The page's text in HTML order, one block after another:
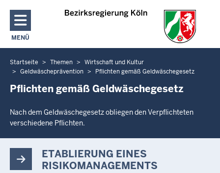
Direkt zum Inhalt
MENÜ
NAVIGATION AKTIVIEREN/DEAKTIVIEREN: HAUPTMENÜ
Sie
befinden
sich
Startseite Themen
Wirtschaft und Kultur
Geldwäscheprävention
Pflichten gemäß Geldwäschegesetz
Pflichten gemäß Geldwäschegesetz
Nach dem Geldwäschegesetz obliegen den Verpflichteten
verschiedene Pflichten.
ETABLIERUNG EINES
RISIKOMANAGEMENTS